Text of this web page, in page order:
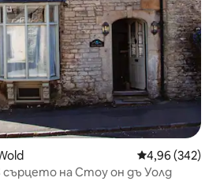
Средна
4,96 (342)
на Стоу он дъ Уолд